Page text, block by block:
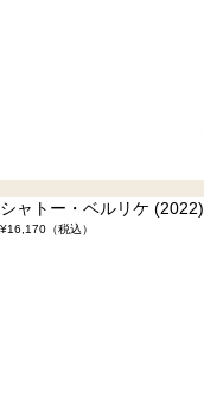
シャトー・ベルリケ (2022)
¥16,170（税込）